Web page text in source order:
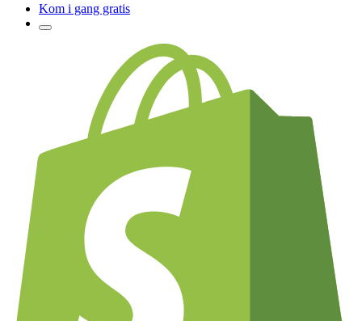
Kom i gang gratis